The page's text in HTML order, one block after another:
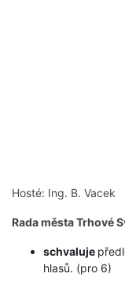
Hosté: Ing. B. Vacek
Rada města Trhové
schvaluje
hlasů. (pro 6)